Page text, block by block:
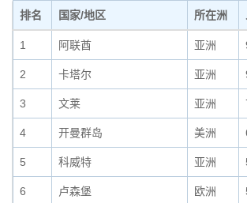
排名 国家/地区 所在洲
1 阿联酋 亚洲
2 卡塔尔 亚洲
3 文莱 亚洲
4 开曼群岛 美洲
5 科威特 亚洲
6 卢森堡 欧洲